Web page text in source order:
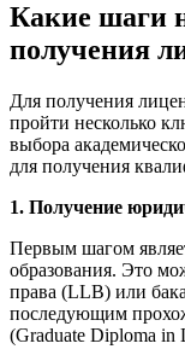
Какие шаги
получения
Для получения
пройти несколько
выбора
для получения
1. Получение
Первым шагом
образования. Это
права (LLB) или
последующим
(Graduate Diploma in